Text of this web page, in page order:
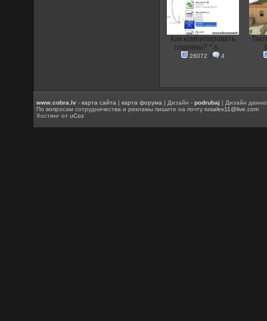
Как компилировать
плагины? *.s...
26072 | 4
www.cobra.lv -карта сайта |карта форума | Дизайн -podrubaj | Дизайн
По вопросам сотрудничества и рекламы пишите на почтуrusalex11@live.com
Хостинг отuCoz